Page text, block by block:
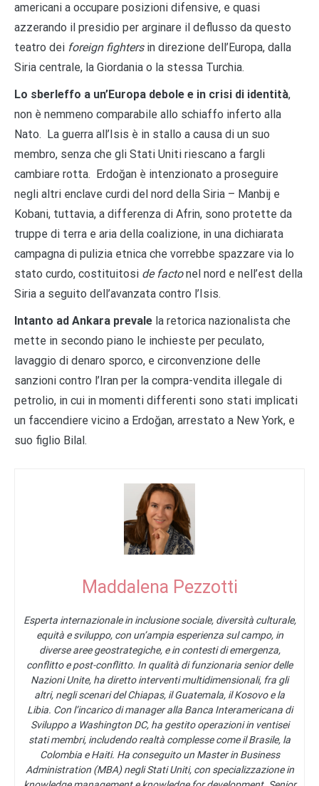
americani a occupare posizioni difensive, e quasi
azzerando il presidio per arginare il deflusso da questo
teatro dei foreign fightersin direzione dell’Europa, dalla
Siria centrale, la Giordania o la stessa Turchia.
Lo sberleffo a un’Europa debole e in crisi di identità,
non è nemmeno comparabile allo schiaffo inferto alla
Nato. La guerra all’Isis è in stallo a causa di un suo
membro, senza che gli Stati Uniti riescano a fargli
cambiare rotta. Erdoğan è intenzionato a proseguire
negli altri enclave curdi del nord della Siria – Manbij e
Kobani, tuttavia, a differenza di Afrin, sono protette da
truppe di terra e aria della coalizione, in una dichiarata
campagna di pulizia etnica che vorrebbe spazzare via lo
stato curdo, costituitosi de factonel nord e nell’est della
Siria a seguito dell’avanzata contro l’Isis.
Intanto ad Ankara prevale la retorica nazionalista che
mette in secondo piano le inchieste per peculato,
lavaggio di denaro sporco, e circonvenzione delle
sanzioni contro l’Iran per la compra-vendita illegale di
petrolio, in cui in momenti differenti sono stati implicati
un faccendiere vicino a Erdoğan, arrestato a New York, e
suo figlio Bilal.
Maddalena Pezzotti
Esperta internazionale in inclusione sociale, diversità culturale,
equità e sviluppo, con un’ampia esperienza sul campo, in
diverse aree geostrategiche, e in contesti di emergenza,
conflitto e post-conflitto. In qualità di funzionaria senior delle
Nazioni Unite, ha diretto interventi multidimensionali, fra gli
altri, negli scenari del Chiapas, il Guatemala, il Kosovo e la
Libia. Con l’incarico di manager alla Banca Interamericana di
Sviluppo a Washington DC, ha gestito operazioni in ventisei
stati membri, includendo realtà complesse come il Brasile, la
Colombia e Haiti. Ha conseguito un Master in Business
Administration (MBA) negli Stati Uniti, con specializzazione in